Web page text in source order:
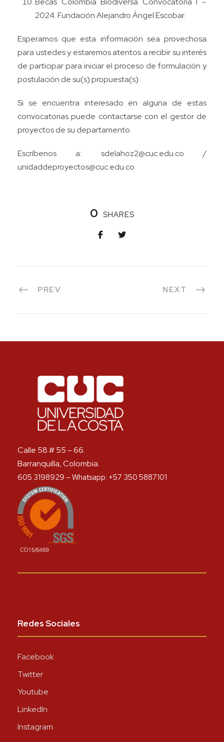
2024. Fundación Alejandro Ángel Escobar.
Esperamos que esta información sea provechosa
para ustedes y estaremos atentos a recibir su interés
de participar para iniciar el proceso de formulación y
postulación de su(s) propuesta(s).
Si se encuentra interesado en alguna de estas
convocatorias puede contactarse con el gestor de
proyectos de su departamento.
Escríbenos a: sdelahoz2@cuc.edu.co /
unidaddeproyectos@cuc.edu.co
0 SHARES
PREV NEXT
Calle 58 # 55 – 66.
Barranquilla, Colombia.
605 3198929 – Whatsapp: +57 350 5887101
Redes Sociales
Facebook
Twitter
Youtube
LinkedIn
Instagram